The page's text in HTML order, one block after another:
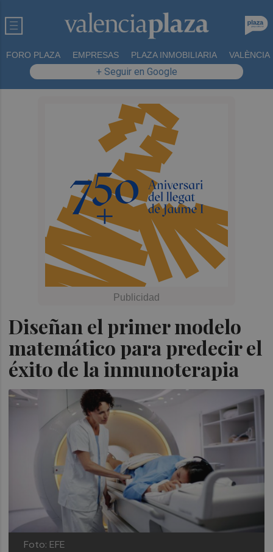
FORO PLAZA EMPRESAS PLAZA INMOBILIARIA VALÈNCIA
+ Seguir en Google
Diseñan el primer modelo
matemático para predecir el
éxito de la inmunoterapia
Foto: EFE